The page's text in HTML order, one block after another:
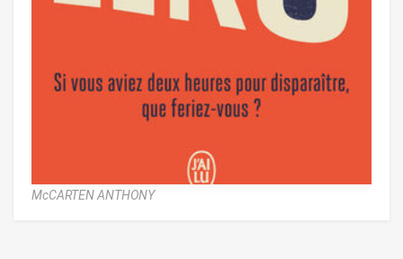
McCARTEN ANTHONY